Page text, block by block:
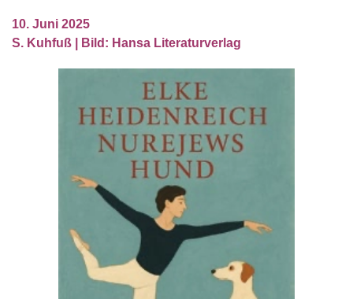
10. Juni 2025
S. Kuhfuß | Bild: Hansa Literaturverlag